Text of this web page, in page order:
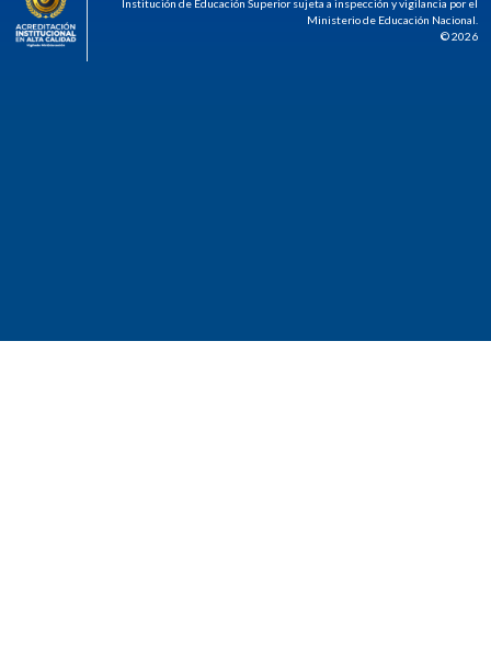
Institución de Educación Superior sujeta a inspección y vigilancia por el
Ministerio de Educación Nacional.
© 2026